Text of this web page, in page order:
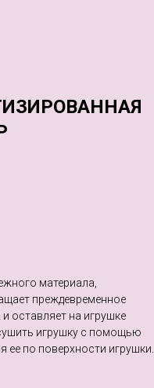
материала,
преждевременное
оставляет на игрушке
игрушку с помощью
ее по поверхности игрушки.